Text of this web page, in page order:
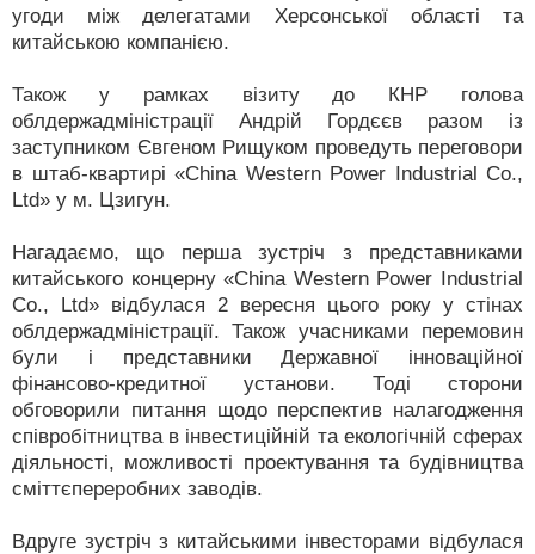
угоди між делегатами Херсонської області та
китайською компанією.
Також у рамках візиту до КНР голова
облдержадміністрації Андрій Гордєєв разом із
заступником Євгеном Рищуком проведуть переговори
в штаб-квартирі «China Western Power Industrial Co.,
Ltd» у м. Цзигун.
Нагадаємо, що перша зустріч з представниками
китайського концерну «China Western Power Industrial
Co., Ltd» відбулася 2 вересня цього року у стінах
облдержадміністрації. Також учасниками перемовин
були і представники Державної інноваційної
фінансово-кредитної установи. Тоді сторони
обговорили питання щодо перспектив налагодження
співробітництва в інвестиційній та екологічній сферах
діяльності, можливості проектування та будівництва
сміттєпереробних заводів.
Вдруге зустріч з китайськими інвесторами відбулася